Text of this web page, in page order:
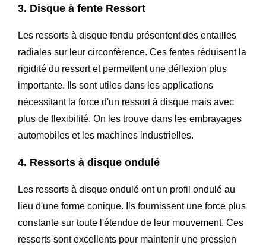
3. Disque à fente Ressort
Les ressorts à disque fendu présentent des entailles
radiales sur leur circonférence. Ces fentes réduisent la
rigidité du ressort et permettent une déflexion plus
importante. Ils sont utiles dans les applications
nécessitant la force d'un ressort à disque mais avec
plus de flexibilité. On les trouve dans les embrayages
automobiles et les machines industrielles.
4. Ressorts à disque ondulé
Les ressorts à disque ondulé ont un profil ondulé au
lieu d'une forme conique. Ils fournissent une force plus
constante sur toute l'étendue de leur mouvement. Ces
ressorts sont excellents pour maintenir une pression